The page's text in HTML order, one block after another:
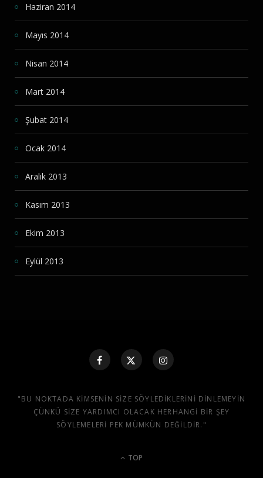
Haziran 2014
Mayıs 2014
Nisan 2014
Mart 2014
Şubat 2014
Ocak 2014
Aralık 2013
Kasım 2013
Ekim 2013
Eylül 2013
"BU NOKTADA KIMSENIN SIZE SÖYLEDIKLERINI DINLEMEYIN
ÇÜNKÜ SIZE YARDIMCI OLACAK HERHANGI BIR ŞEY
SÖYLEMELERI PEK MÜMKÜN DEĞILDIR."
TOP